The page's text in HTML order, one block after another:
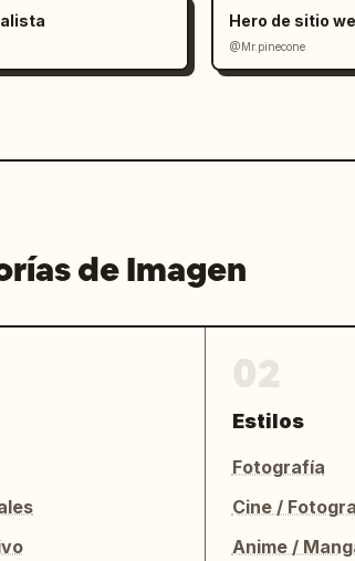
@Mr.pinecone
de Imagen
Estilos
Fotografía
Cine /
Anime /